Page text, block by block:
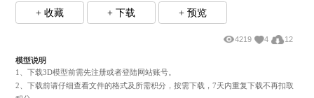
+ 收藏 + 下载